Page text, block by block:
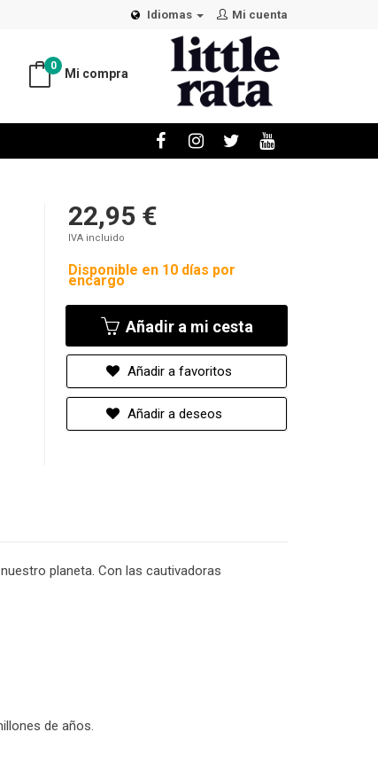
Mi cuenta
Idiomas
Mi compra
0
22,95 €
IVA incluido
Disponible en 10 días por
encargo
Añadir a mi cesta
Añadir a favoritos
Añadir a deseos
planeta. Con las cautivadoras
de años.